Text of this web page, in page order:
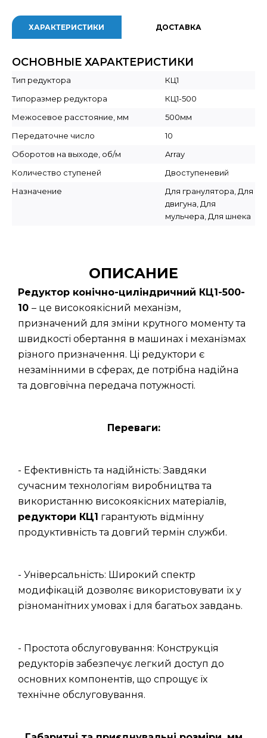
ХАРАКТЕРИСТИКИ ДОСТАВКА
ОСНОВНЫЕ ХАРАКТЕРИСТИКИ
Тип редуктора
КЦ1
Типоразмер редуктора
КЦ1-500
Межосевое расстояние, мм
500мм
Передаточне число
10
Оборотов на выходе, об/м
Array
Количество ступеней
Двоступеневий
Назначение
Для гранулятора, Для
двигуна, Для
мульчера, Для шнека
ОПИСАНИЕ
Редуктор конічно-циліндричний КЦ1-500-
10 – це високоякісний механізм,
призначений для зміни крутного моменту та
швидкості обертання в машинах і механізмах
різного призначення. Ці редуктори є
незамінними в сферах, де потрібна надійна
та довговічна передача потужності.
Переваги:
- Ефективність та надійність: Завдяки
сучасним технологіям виробництва та
використанню високоякісних матеріалів,
редуктори КЦ1 гарантують відмінну
продуктивність та довгий термін служби.
- Універсальність: Широкий спектр
модифікацій дозволяє використовувати їх у
різноманітних умовах і для багатьох завдань.
- Простота обслуговування: Конструкція
редукторів забезпечує легкий доступ до
основних компонентів, що спрощує їх
технічне обслуговування.